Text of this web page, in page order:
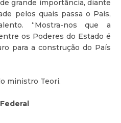
grande importância, diante
pelos quais passa o País,
“Mostra-nos que a
os Poderes do Estado é
para a construção do País
ministro Teori.